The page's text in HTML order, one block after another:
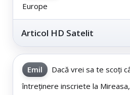
Europe
Articol HD Satelit
Emil
Dacă vrei sa te scoți
întreținere inscriete la